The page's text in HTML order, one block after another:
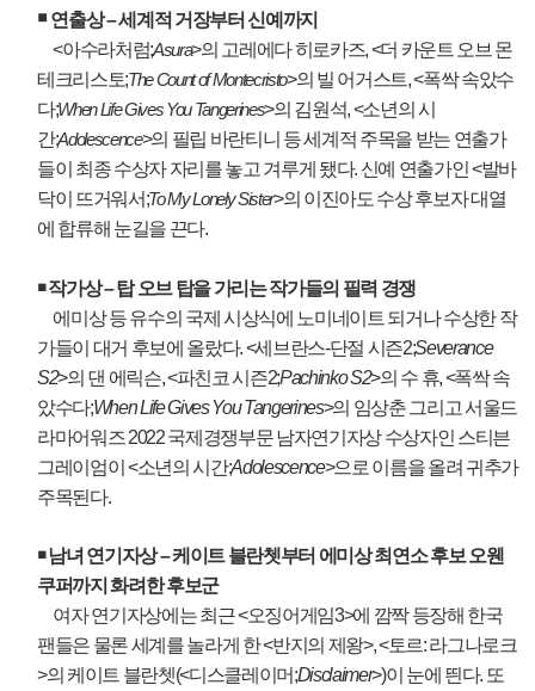
￭연출상–세계적 거장부터 신예까지
<아수라처럼;Asura>의 고레에다 히로카즈, <더 카운트 오브 몬
테크리스토;The Count of Montecristo>의 빌 어거스트, <폭싹 속았수
다;When Life Gives You Tangerines>의 김원석, <소년의 시
간;Adolescence>의 필립 바란티니 등 세계적 주목을 받는 연출가
들이 최종 수상자 자리를 놓고 겨루게 됐다. 신예 연출가인<발바
닥이 뜨거워서;To My Lonely Sister>의 이진아도 수상 후보자 대열
에 합류해 눈길을 끈다.
￭작가상–탑 오브 탑을 가리는 작가들의 필력 경쟁
에미상 등 유수의 국제 시상식에 노미네이트 되거나 수상한 작
가들이 대거 후보에 올랐다. <세브란스-단절 시즌2;Severance
S2>의 댄 에릭슨,<파친코 시즌2;Pachinko S2>의 수 휴, <폭싹 속
았수다;When Life Gives You Tangerines>의 임상춘 그리고 서울드
라마어워즈2022국제경쟁부문 남자연기자상 수상자인 스티븐
그레이엄이 <소년의 시간;Adolescence>으로 이름을 올려 귀추가
주목된다.
￭남녀 연기자상–케이트 블란쳇부터 에미상 최연소 후보 오웬
쿠퍼까지 화려한 후보군
여자 연기자상에는 최근<오징어게임3>에 깜짝 등장해 한국
팬들은 물론 세계를 놀라게 한<반지의 제왕>, <토르:라그나로크
>의 케이트 블란쳇(<디스클레이머;Disclaimer>)이 눈에 띈다. 또